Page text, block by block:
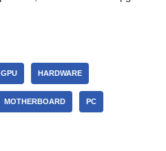
GPU HARDWARE
MOTHERBOARD PC